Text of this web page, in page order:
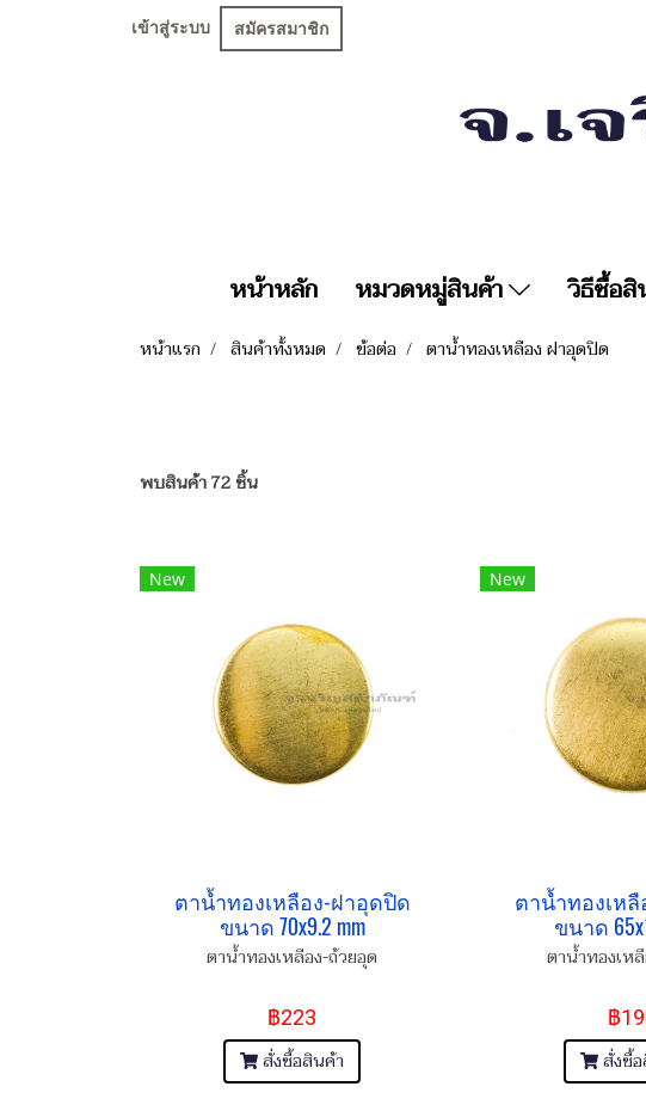
เข้าสู่ระบบ สมัครสมาชิก
หน้าหลัก หมวดหมู่สินค้า วิธีซื้อสิ
หน้าแรก สินค้าทั้งหมด ข้อต่อ ตาน้ำทองเหลือง ฝาอุดปิด
พบสินค้า 72 ชิ้น
New
ตาน้ำทองเหลือง-ฝาอุดปิด
ขนาด 70x9.2 mm
ตาน้ำทองเหลือง-ถ้วยอุด
฿223
สั่งซื้อสินค้า
New
ตาน้ำทองเห
ขนาด
ตาน้ำทองเห
฿
สั่งซื้